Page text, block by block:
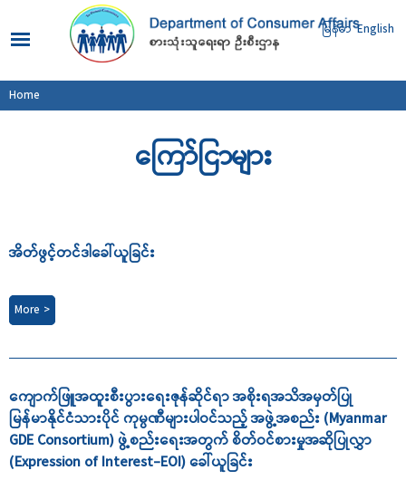
main
content
မြန်မာ English
You are here
Home
ကြော်ငြာများ
အိတ်ဖွင့်တင်ဒါခေါ်ယူခြင်း
More >
ကျောက်ဖြူအထူးစီးပွားရေးဇုန်ဆိုင်ရာ အစိုးရအသိအမှတ်ပြု
မြန်မာနိုင်ငံသားပိုင် ကုမ္ပဏီများပါဝင်သည့် အဖွဲ့အစည်း (Myanmar
GDE Consortium) ဖွဲ့စည်းရေးအတွက် စိတ်ဝင်စားမှုအဆိုပြုလွှာ
(Expression of Interest-EOI) ခေါ်ယူခြင်း
Pages